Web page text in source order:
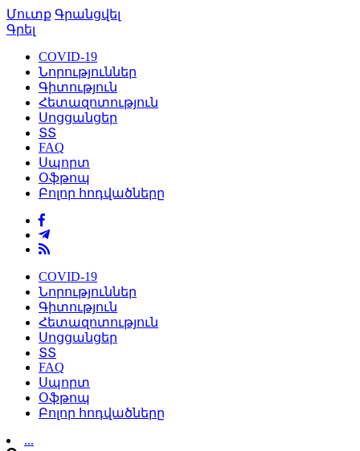
Մուտք Գրանցվել
Գրել
COVID-19
Նորություններ
Գիտություն
Հետազոտություն
Սոցցանցեր
ՏՏ
FAQ
Սպորտ
Օֆթոպ
Բոլոր հոդվածները
COVID-19
Նորություններ
Գիտություն
Հետազոտություն
Սոցցանցեր
ՏՏ
FAQ
Սպորտ
Օֆթոպ
Բոլոր հոդվածները
...